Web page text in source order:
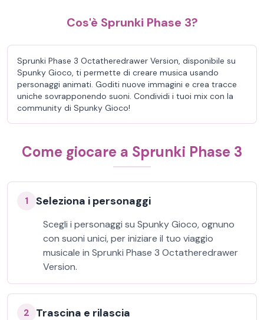
Cos'è Sprunki Phase 3?
Sprunki Phase 3 Octatheredrawer Version, disponibile su
Spunky Gioco, ti permette di creare musica usando
personaggi animati. Goditi nuove immagini e crea tracce
uniche sovrapponendo suoni. Condividi i tuoi mix con la
community di Spunky Gioco!
Come giocare a Sprunki Phase 3
1 Seleziona i personaggi
Scegli i personaggi su Spunky Gioco, ognuno
con suoni unici, per iniziare il tuo viaggio
musicale in Sprunki Phase 3 Octatheredrawer
Version.
2 Trascina e rilascia